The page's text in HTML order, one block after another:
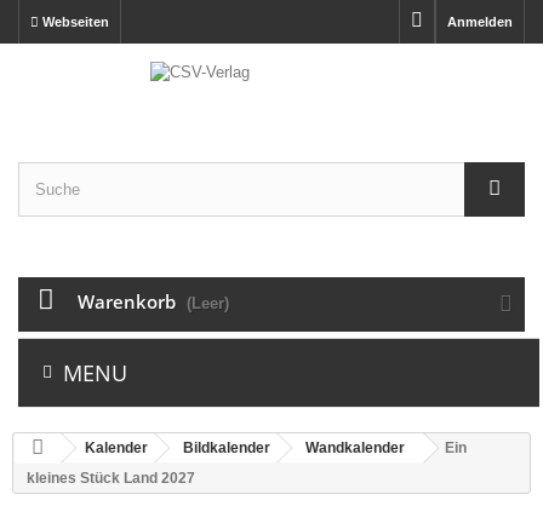
Anmelden
Webseiten
Warenkorb (Leer)
MENU
Kalender Bildkalender Wandkalender
Ein
kleines Stück Land 2027